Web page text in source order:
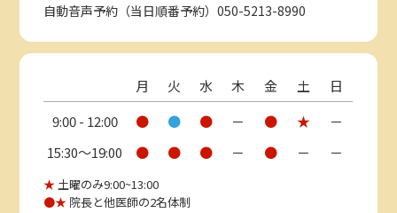
自動音声予約（当日順番予約）050-5213-8990
月 火 水 木 金 土
日
9:00 - 12:00
● ● ● － ● ★
－
15:30〜19:00
● ● ● － ● － －
★土曜のみ9:00~13:00
●★ 院長と他医師の2名体制